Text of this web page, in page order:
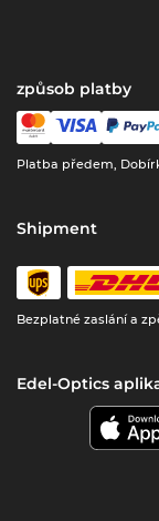
způsob platby
Platba předem,
Shipment
Bezplatné zaslání a
Edel-Optics